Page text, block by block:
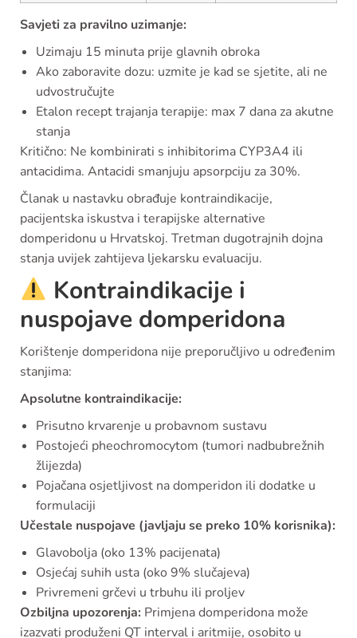
Savjeti za pravilno uzimanje:
Uzimaju 15 minuta prije glavnih obroka
Ako zaboravite dozu: uzmite je kad se sjetite, ali ne
udvostručujte
Etalon recept trajanja terapije: max 7 dana za akutne
stanja
Kritično: Ne kombinirati s inhibitorima CYP3A4 ili
antacidima. Antacidi smanjuju apsorpciju za 30%.
Članak u nastavku obrađuje kontraindikacije,
pacijentska iskustva i terapijske alternative
domperidonu u Hrvatskoj. Tretman dugotrajnih dojna
stanja uvijek zahtijeva ljekarsku evaluaciju.
Kontraindikacije i
nuspojave domperidona
Korištenje domperidona nije preporučljivo u određenim
stanjima:
Apsolutne kontraindikacije:
Prisutno krvarenje u probavnom sustavu
Postojeći pheochromocytom (tumori nadbubrežnih
žlijezda)
Pojačana osjetljivost na domperidon ili dodatke u
formulaciji
Učestale nuspojave (javljaju se preko 10% korisnika):
Glavobolja (oko 13% pacijenata)
Osjećaj suhih usta (oko 9% slučajeva)
Privremeni grčevi u trbuhu ili proljev
Ozbiljna upozorenja: Primjena domperidona može
izazvati produženi QT interval i aritmije, osobito u